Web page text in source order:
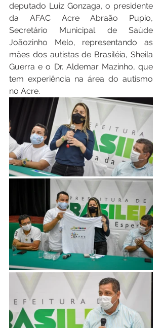
deputado Luiz Gonzaga, o presidente
da AFAC Acre Abraão Pupio,
Secretário Municipal de Saúde
Joãozinho Melo, representando as
mães dos autistas de Brasiléia, Sheila
Guerra e o Dr. Aldemar Mazinho, que
tem experiência na área do autismo
no Acre.